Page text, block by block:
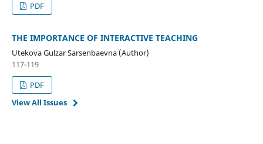
PDF
THE IMPORTANCE OF INTERACTIVE TEACHING
Utekova Gulzar Sarsenbaevna (Author)
117-119
PDF
View All Issues